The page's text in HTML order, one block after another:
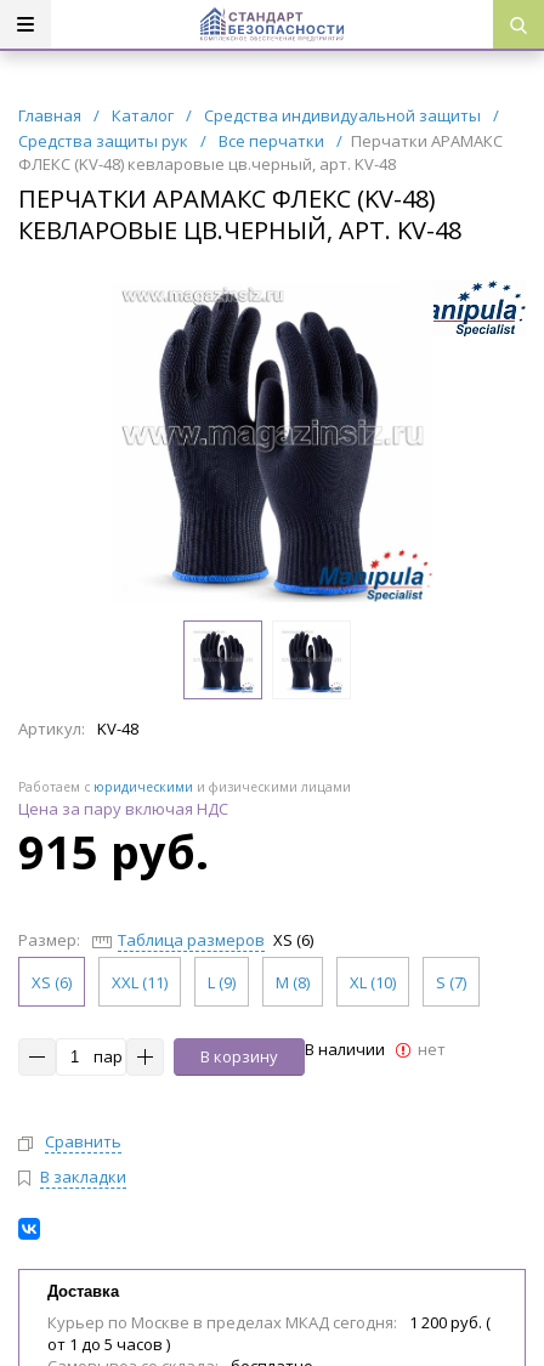
Главная / Каталог / Средства индивидуальной защиты
/
Средства защиты рук
/ Все перчатки / Перчатки АРАМАКС
ФЛЕКС (KV-48) кевларовые цв.черный, арт. KV-48
ПЕРЧАТКИ АРАМАКС ФЛЕКС (KV-48)
КЕВЛАРОВЫЕ ЦВ.ЧЕРНЫЙ, АРТ. KV-48
Артикул: KV-48
Работаем с юридическими и физическими лицами
Цена за пару включая НДС
915 руб.
Размер: Таблица размеров XS (6)
XS (6)
XXL (11) L (9) M (8) XL (10) S (7)
пар В корзину В наличии нет
Сравнить
В закладки
Доставка
Курьер по Москве в пределах МКАД сегодня:
1 200 руб. (
от 1 до 5 часов )